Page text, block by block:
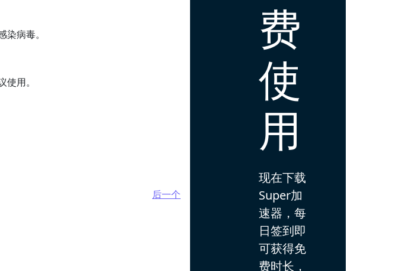
病毒。
用。
后一个
费
使
用
现在下载
Super加
速器，每
日签到即
可获得免
费时长，